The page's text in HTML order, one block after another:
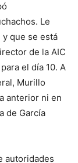
Le
y que se está
de la AIC
el día 10. A
Murillo
anterior ni en
de García